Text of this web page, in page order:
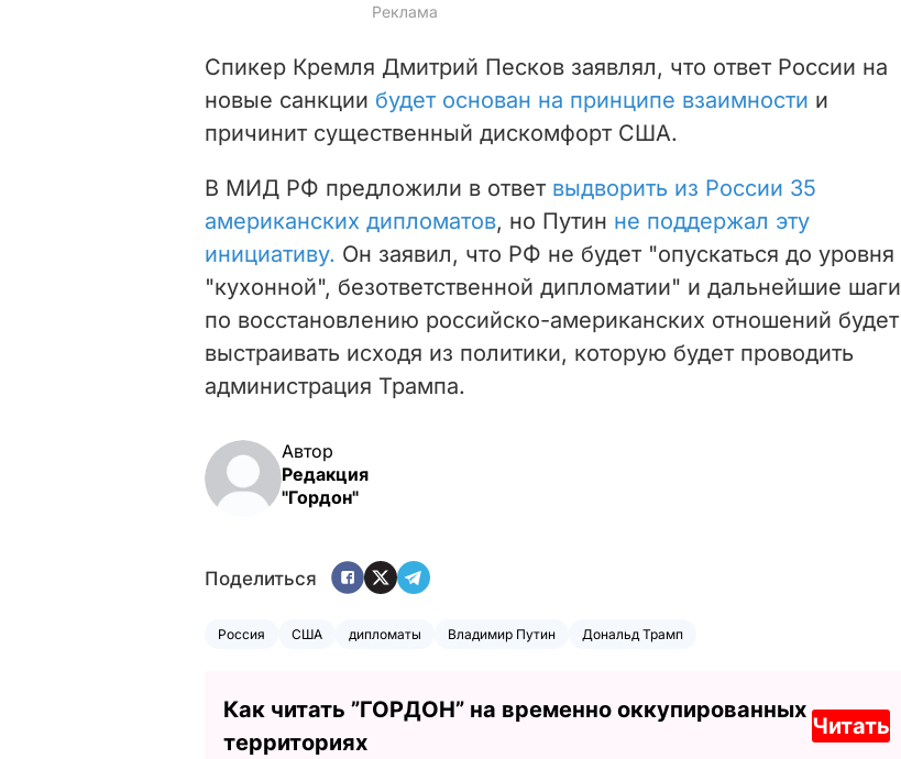
Спикер Кремля Дмитрий Песков заявлял, что ответ России на
новые санкции будет основан на принципе взаимности и
причинит существенный дискомфорт США.
В МИД РФ предложили в ответ выдворить из России 35
американских дипломатов, но Путин не поддержал эту
инициативу. Он заявил, что РФ не будет "опускаться до уровня
"кухонной", безответственной дипломатии" и дальнейшие шаги
по восстановлению российско-американских отношений будет
выстраивать исходя из политики, которую будет проводить
администрация Трампа.
Автор
Редакция
"Гордон"
Поделиться
Россия США дипломаты Владимир Путин Дональд Трамп
Как читать ”ГОРДОН” на временно оккупированных
территориях
Читать